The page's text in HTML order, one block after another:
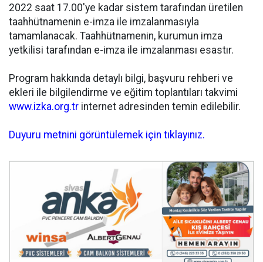
2022 saat 17.00'ye kadar sistem tarafından üretilen
taahhütnamenin e-imza ile imzalanmasıyla
tamamlanacak. Taahhütnamenin, kurumun imza
yetkilisi tarafından e-imza ile imzalanması esastır.
Program hakkında detaylı bilgi, başvuru rehberi ve
ekleri ile bilgilendirme ve eğitim toplantıları takvimi
www.izka.org.tr internet adresinden temin edilebilir.
Duyuru metnini görüntülemek için tıklayınız.